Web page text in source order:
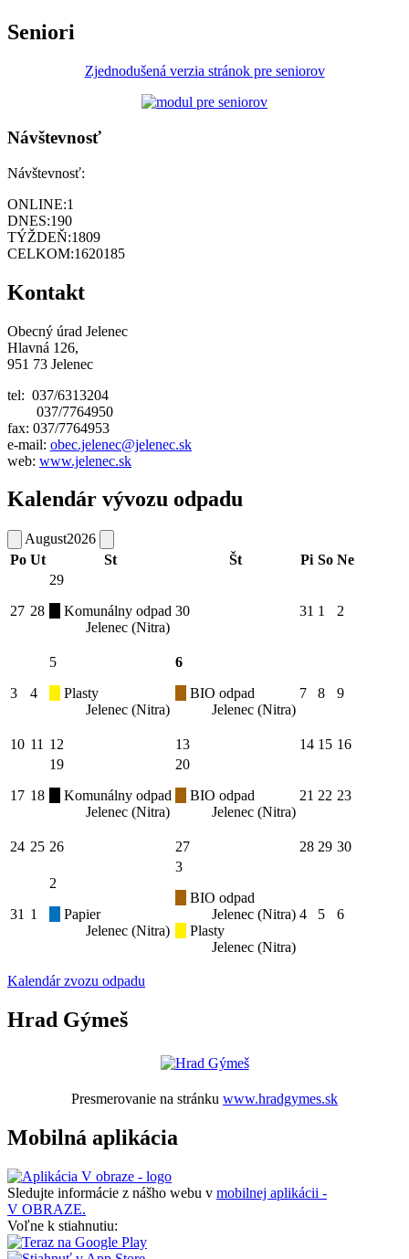
Seniori
Zjednodušená verzia stránok pre seniorov
Návštevnosť
Návštevnosť:
ONLINE:1
DNES:190
TÝŽDEŇ:1809
CELKOM:1620185
Kontakt
Obecný úrad Jelenec
Hlavná 126,
951 73 Jelenec
tel: 037/6313204
037/7764950
fax: 037/7764953
e-mail: obec.jelenec@jelenec.sk
web: www.jelenec.sk
Kalendár vývozu odpadu
August2026
Po Ut St Št Pi So Ne
27 28
29
Komunálny odpad
Jelenec (Nitra)
30 31 1 2
3 4
5
Plasty
Jelenec (Nitra)
6
BIO odpad
Jelenec (Nitra)
7 8 9
10 11 12 13 14 15 16
17 18
19
Komunálny odpad
Jelenec (Nitra)
20
BIO odpad
Jelenec (Nitra)
21 22 23
24 25 26 27 28 29 30
31 1
2
Papier
Jelenec (Nitra)
3
BIO odpad
Jelenec (Nitra)
Plasty
Jelenec (Nitra)
4 5 6
Kalendár zvozu odpadu
Hrad Gýmeš
Presmerovanie na stránku www.hradgymes.sk
Mobilná aplikácia
Sledujte informácie z nášho webu v mobilnej aplikácii -
V OBRAZE.
Voľne k stiahnutiu: